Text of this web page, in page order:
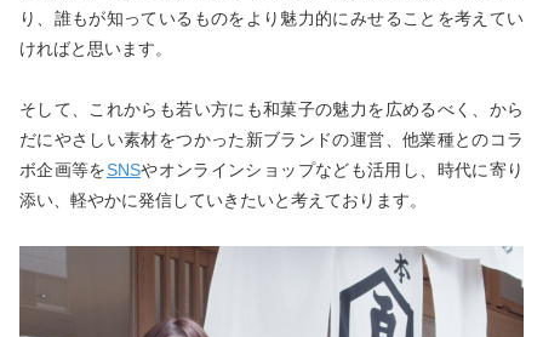
り、誰もが知っているものをより魅力的にみせることを考えてい
ければと思います。
そして、これからも若い方にも和菓子の魅力を広めるべく、から
だにやさしい素材をつかった新ブランドの運営、他業種とのコラ
ボ企画等をSNSやオンラインショップなども活用し、時代に寄り
添い、軽やかに発信していきたいと考えております。